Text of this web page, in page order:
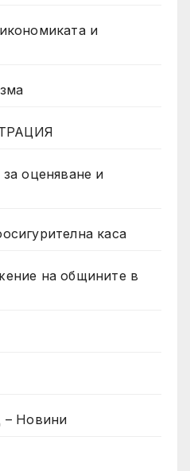
и
оценяване и
каса
на общините в
– Новини